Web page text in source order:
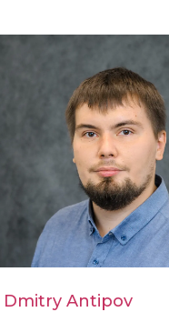
Dmitry Antipov